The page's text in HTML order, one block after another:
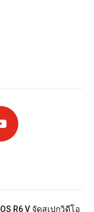
R6 V จัดสเปกวิดีโอ